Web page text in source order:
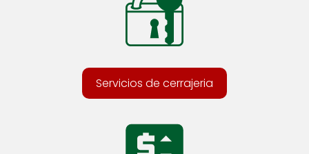
Servicios de cerrajeria